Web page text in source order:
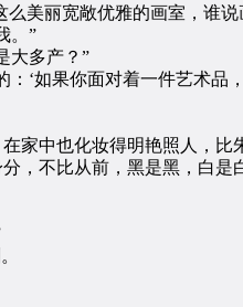
美丽宽敞优雅的画室，谁说
。”
大多产？”
如果你面对着一件艺术品
中也化妆得明艳照人，比
不比从前，黑是黑，白是